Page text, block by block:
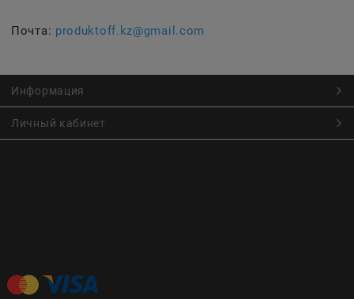
Почта: produktoff.kz@gmail.com
Информация
Личный кабинет